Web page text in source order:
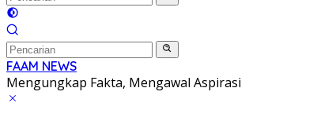
FAAM NEWS
Mengungkap Fakta, Mengawal Aspirasi